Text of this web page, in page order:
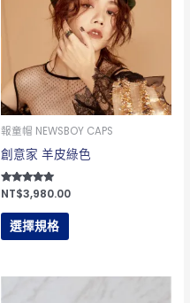
報童帽 NEWSBOY CAPS
創意家 羊皮綠色
評分
滿分 5
NT$3,980.00
選擇規格
有
多
種
款
式。
可
在
品
面